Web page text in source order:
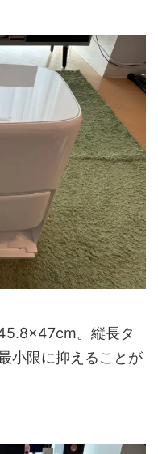
。縦長タ
小限に抑えることが